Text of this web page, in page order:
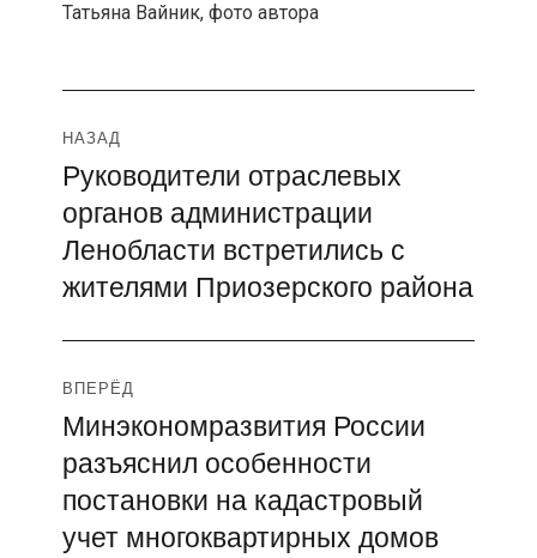
Татьяна Вайник, фото автора
Навигация
по
записям
НАЗАД
Предыдущая
запись:
Руководители отраслевых
органов администрации
Ленобласти встретились с
жителями Приозерского района
ВПЕРЁД
Следующая
запись:
Минэкономразвития России
разъяснил особенности
постановки на кадастровый
учет многоквартирных домов